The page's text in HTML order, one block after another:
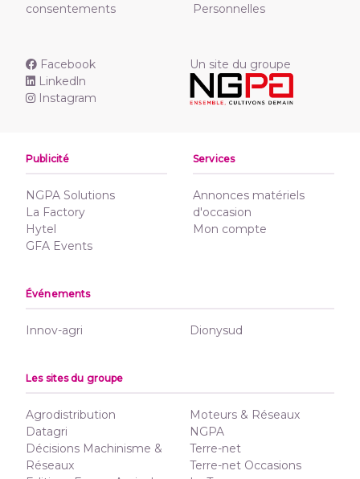
consentements
Personnelles
Facebook
Linkedln
Instagram
Un site du groupe
Publicité
NGPA Solutions
La Factory
Hytel
GFA Events
Services
Annonces matériels
d'occasion
Mon compte
Événements
Innov-agri Dionysud
Les sites du groupe
Agrodistribution
Datagri
Décisions Machinisme &
Réseaux
Moteurs & Réseaux
NGPA
Terre-net
Terre-net Occasions